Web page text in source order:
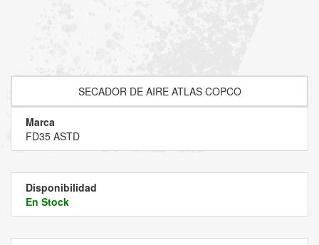
SECADOR DE AIRE ATLAS COPCO
Marca
FD35 ASTD
Disponibilidad
En Stock